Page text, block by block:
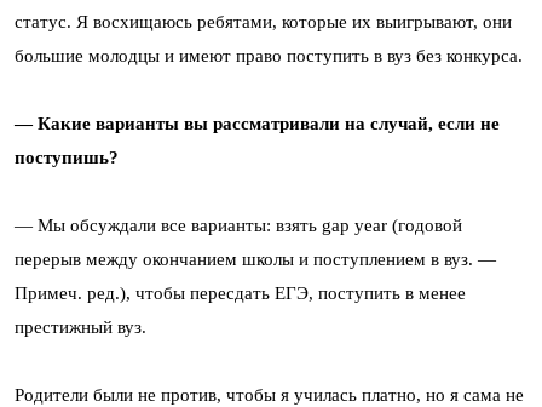
статус. Я восхищаюсь ребятами, которые их выигрывают, они
большие молодцы и имеют право поступить в вуз без конкурса.
— Какие варианты вы рассматривали на случай, если не
поступишь?
— Мы обсуждали все варианты: взять gap year (годовой
перерыв между окончанием школы и поступлением в вуз. —
Примеч. ред.), чтобы пересдать ЕГЭ, поступить в менее
престижный вуз.
Родители были не против, чтобы я училась платно, но я сама не